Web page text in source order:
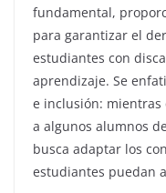
fundamental,
para garantizar el
estudiantes con
aprendizaje. Se
e inclusión:
a algunos alumnos
busca adaptar los
estudiantes puedan